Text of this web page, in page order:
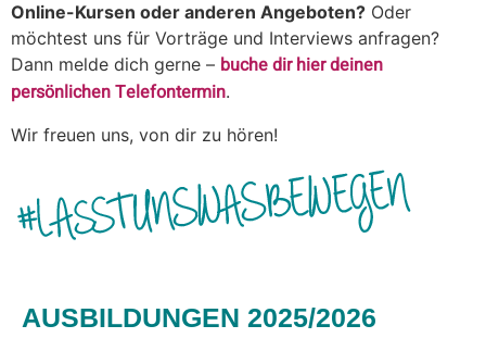
Online-Kursen oder anderen Angeboten? Oder
möchtest uns für Vorträge und Interviews anfragen?
Dann melde dich gerne – buche dir hier deinen
persönlichen Telefontermin.
Wir freuen uns, von dir zu hören!
AUSBILDUNGEN 2025/2026